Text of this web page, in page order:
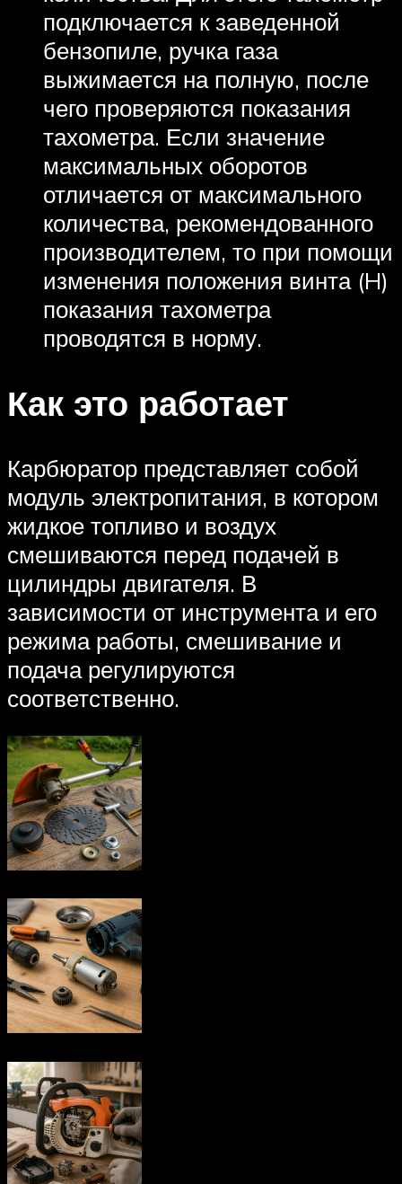
подключается к заведенной
бензопиле, ручка газа
выжимается на полную, после
чего проверяются показания
тахометра. Если значение
максимальных оборотов
отличается от максимального
количества, рекомендованного
производителем, то при помощи
изменения положения винта (H)
показания тахометра
проводятся в норму.
Как это работает
Карбюратор представляет собой
модуль электропитания, в котором
жидкое топливо и воздух
смешиваются перед подачей в
цилиндры двигателя. В
зависимости от инструмента и его
режима работы, смешивание и
подача регулируются
соответственно.